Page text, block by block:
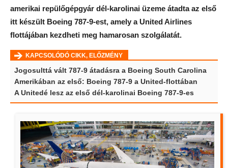
amerikai repülőgépgyár dél-karolinai üzeme átadta az első
itt készült Boeing 787-9-est, amely a United Airlines
flottájában kezdheti meg hamarosan szolgálatát.
KAPCSOLÓDÓ CIKK, ELŐZMÉNY
Jogosulttá vált 787-9 átadásra a Boeing South Carolina
Amerikában az első: Boeing 787-9 a United-flottában
A Unitedé lesz az első dél-karolinai Boeing 787-9-es